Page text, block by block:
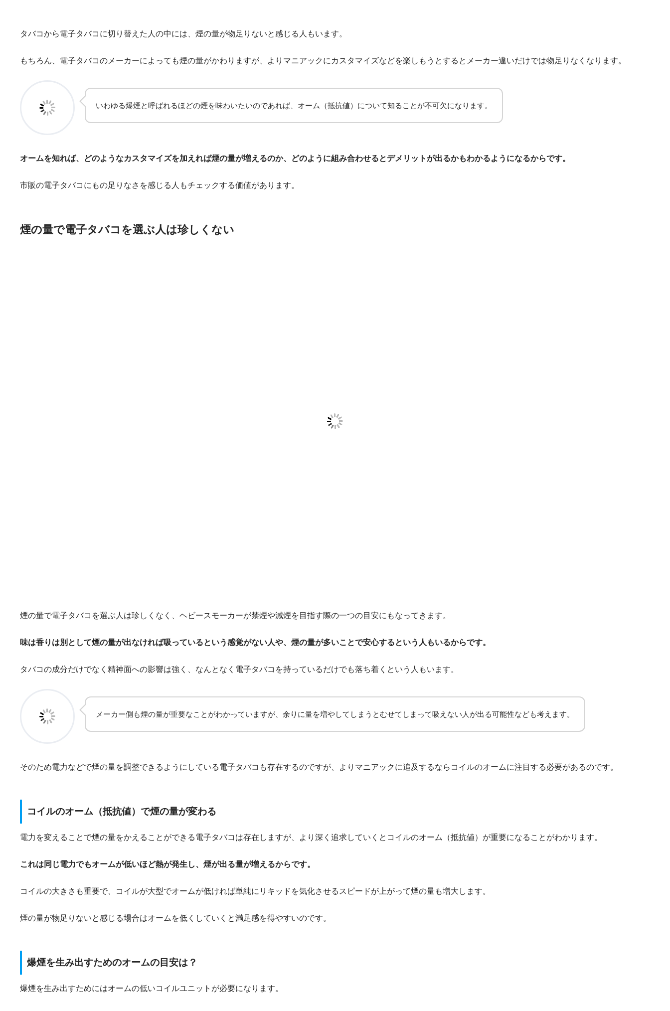
タバコから電子タバコに切り替えた人の中には、煙の量が物足りないと感じる人もいます。
もちろん、電子タバコのメーカーによっても煙の量がかわりますが、よりマニアックにカスタマイズなどを楽しもうとするとメーカー違いだけでは物足りなくなります。
いわゆる爆煙と呼ばれるほどの煙を味わいたいのであれば、オーム（抵抗値）について知ることが不可欠になります。
オームを知れば、どのようなカスタマイズを加えれば煙の量が増えるのか、どのように組み合わせるとデメリットが出るかもわかるようになるからです。
市販の電子タバコにもの足りなさを感じる人もチェックする価値があります。
煙の量で電子タバコを選ぶ人は珍しくない
煙の量で電子タバコを選ぶ人は珍しくなく、ヘビースモーカーが禁煙や減煙を目指す際の一つの目安にもなってきます。
味は香りは別として煙の量が出なければ吸っているという感覚がない人や、煙の量が多いことで安心するという人もいるからです。
タバコの成分だけでなく精神面への影響は強く、なんとなく電子タバコを持っているだけでも落ち着くという人もいます。
メーカー側も煙の量が重要なことがわかっていますが、余りに量を増やしてしまうとむせてしまって吸えない人が出る可能性なども考えます。
そのため電力などで煙の量を調整できるようにしている電子タバコも存在するのですが、よりマニアックに追及するならコイルのオームに注目する必要があるのです。
コイルのオーム（抵抗値）で煙の量が変わる
電力を変えることで煙の量をかえることができる電子タバコは存在しますが、より深く追求していくとコイルのオーム（抵抗値）が重要になることがわかります。
これは同じ電力でもオームが低いほど熱が発生し、煙が出る量が増えるからです。
コイルの大きさも重要で、コイルが大型でオームが低ければ単純にリキッドを気化させるスピードが上がって煙の量も増大します。
煙の量が物足りないと感じる場合はオームを低くしていくと満足感を得やすいのです。
爆煙を生み出すためのオームの目安は？
爆煙を生み出すためにはオームの低いコイルユニットが必要になります。